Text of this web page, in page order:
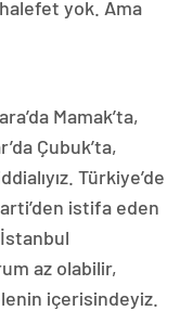
yok. Ama
Mamak’ta,
Çubuk’ta,
Türkiye’de
istifa eden
İstanbul
az olabilir,
içerisindeyiz.